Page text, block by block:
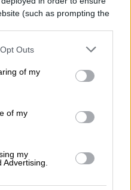
(such as prompting the
Outs
of my
of my
my
la
en
en EE.